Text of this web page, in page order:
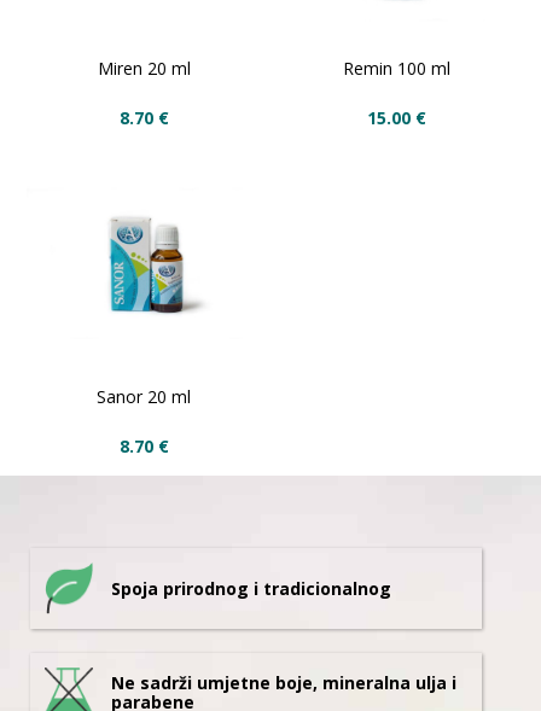
Miren 20 ml
8.70 €
Remin 100 ml
15.00 €
Sanor 20 ml
8.70 €
Spoja prirodnog i tradicionalnog
Ne sadrži umjetne boje, mineralna ulja i
parabene